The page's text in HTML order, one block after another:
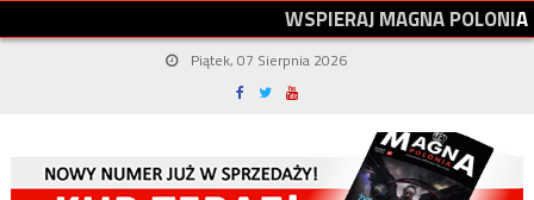
WSPIERAJMAGNAPOLONIA
Piątek, 07 Sierpnia 2026